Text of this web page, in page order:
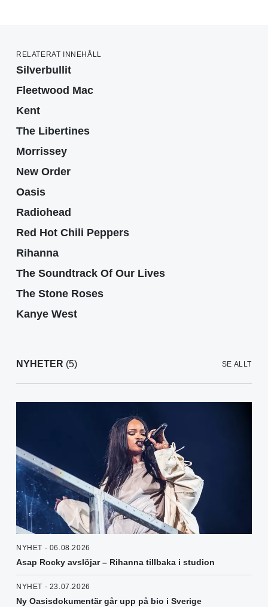
RELATERAT INNEHÅLL
Silverbullit
Fleetwood Mac
Kent
The Libertines
Morrissey
New Order
Oasis
Radiohead
Red Hot Chili Peppers
Rihanna
The Soundtrack Of Our Lives
The Stone Roses
Kanye West
NYHETER (5) SE ALLT
NYHET - 06.08.2026
Asap Rocky avslöjar – Rihanna tillbaka i studion
NYHET - 23.07.2026
Ny Oasisdokumentär går upp på bio i Sverige